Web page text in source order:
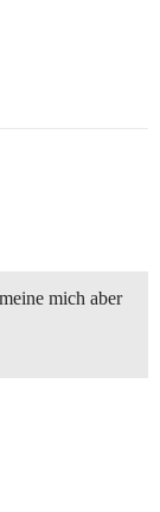
mich aber